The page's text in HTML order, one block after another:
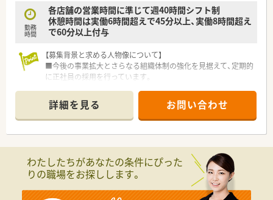
勤務
時間
各店舗の営業時間に準じて週40時間シフト制
休憩時間は実働6時間超えで45分以上、実働8時間超え
で60分以上付与
【募集背景と求める人物像について】
■今後の事業拡大とさらなる組織体制の強化を見据えて、定期的
に正社員の採用を行っています。
務を吸収してくださる方を歓迎します。
■地域に根差して長く働きたいという思いがあり、患者様とのコ
ミュニケーションを大切にできる方を求めています。
■ご経験や能力を考慮し、ラウンダー薬剤師として年収780万円
までご相談可能な高待遇の求人です。
■住宅手当や退職金制度はもちろん、eラーニング補助などスキ
詳細を見る お問い合わせ
わたしたちがあなたの条件にぴった
りの職場をお探しします。